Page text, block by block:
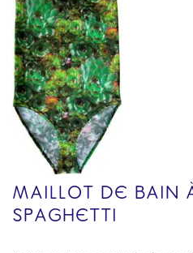
MAILLOT DE BAIN
SPAGHETTI